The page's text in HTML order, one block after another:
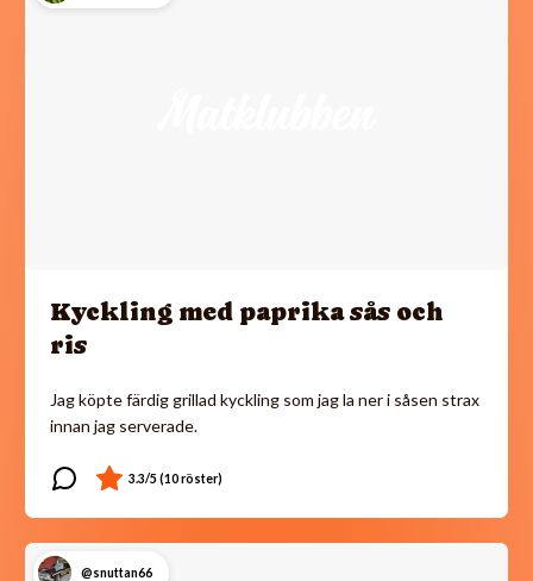
Kyckling med paprika sås och
ris
Jag köpte färdig grillad kyckling som jag la ner i såsen strax
innan jag serverade.
@snuttan66